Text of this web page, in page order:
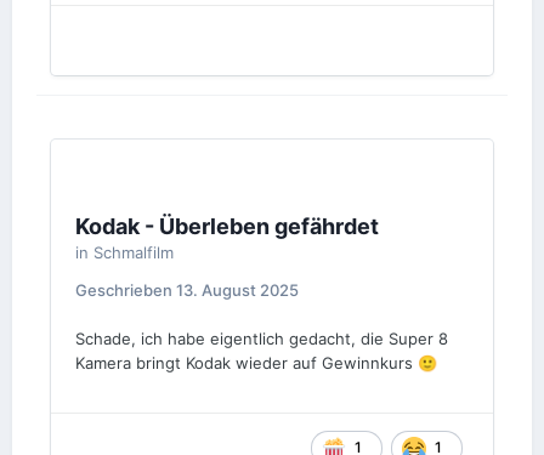
Kodak - Überleben gefährdet
in Schmalfilm
Geschrieben 13. August 2025
Schade, ich habe eigentlich gedacht, die Super 8
Kamera bringt Kodak wieder auf Gewinnkurs 🙂
1 1